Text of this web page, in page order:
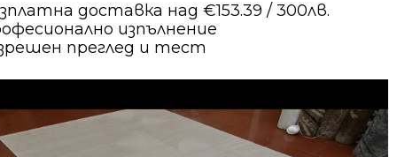
доставка над €153.39 / 300лв.
изпълнение
преглед и тест